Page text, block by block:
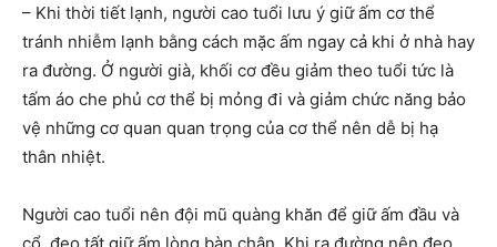
– Khi thời tiết lạnh, người cao tuổi lưu ý giữ ấm cơ thể
tránh nhiễm lạnh bằng cách mặc ấm ngay cả khi ở nhà hay
ra đường. Ở người già, khối cơ đều giảm theo tuổi tức là
tấm áo che phủ cơ thể bị mỏng đi và giảm chức năng bảo
vệ những cơ quan quan trọng của cơ thể nên dễ bị hạ
thân nhiệt.
Người cao tuổi nên đội mũ quàng khăn để giữ ấm đầu và